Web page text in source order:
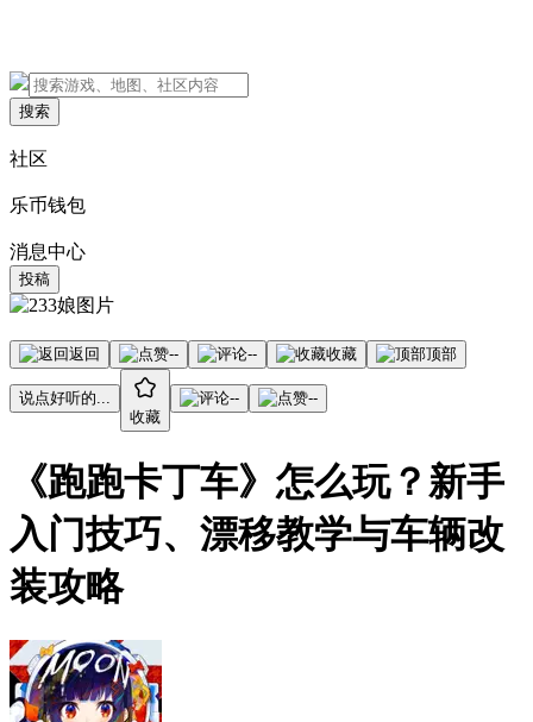
搜索
社区
乐币钱包
消息中心
投稿
返回 -- -- 收藏 顶部
说点好听的...
收藏
-- --
《跑跑卡丁车》怎么玩？新手
入门技巧、漂移教学与车辆改
装攻略